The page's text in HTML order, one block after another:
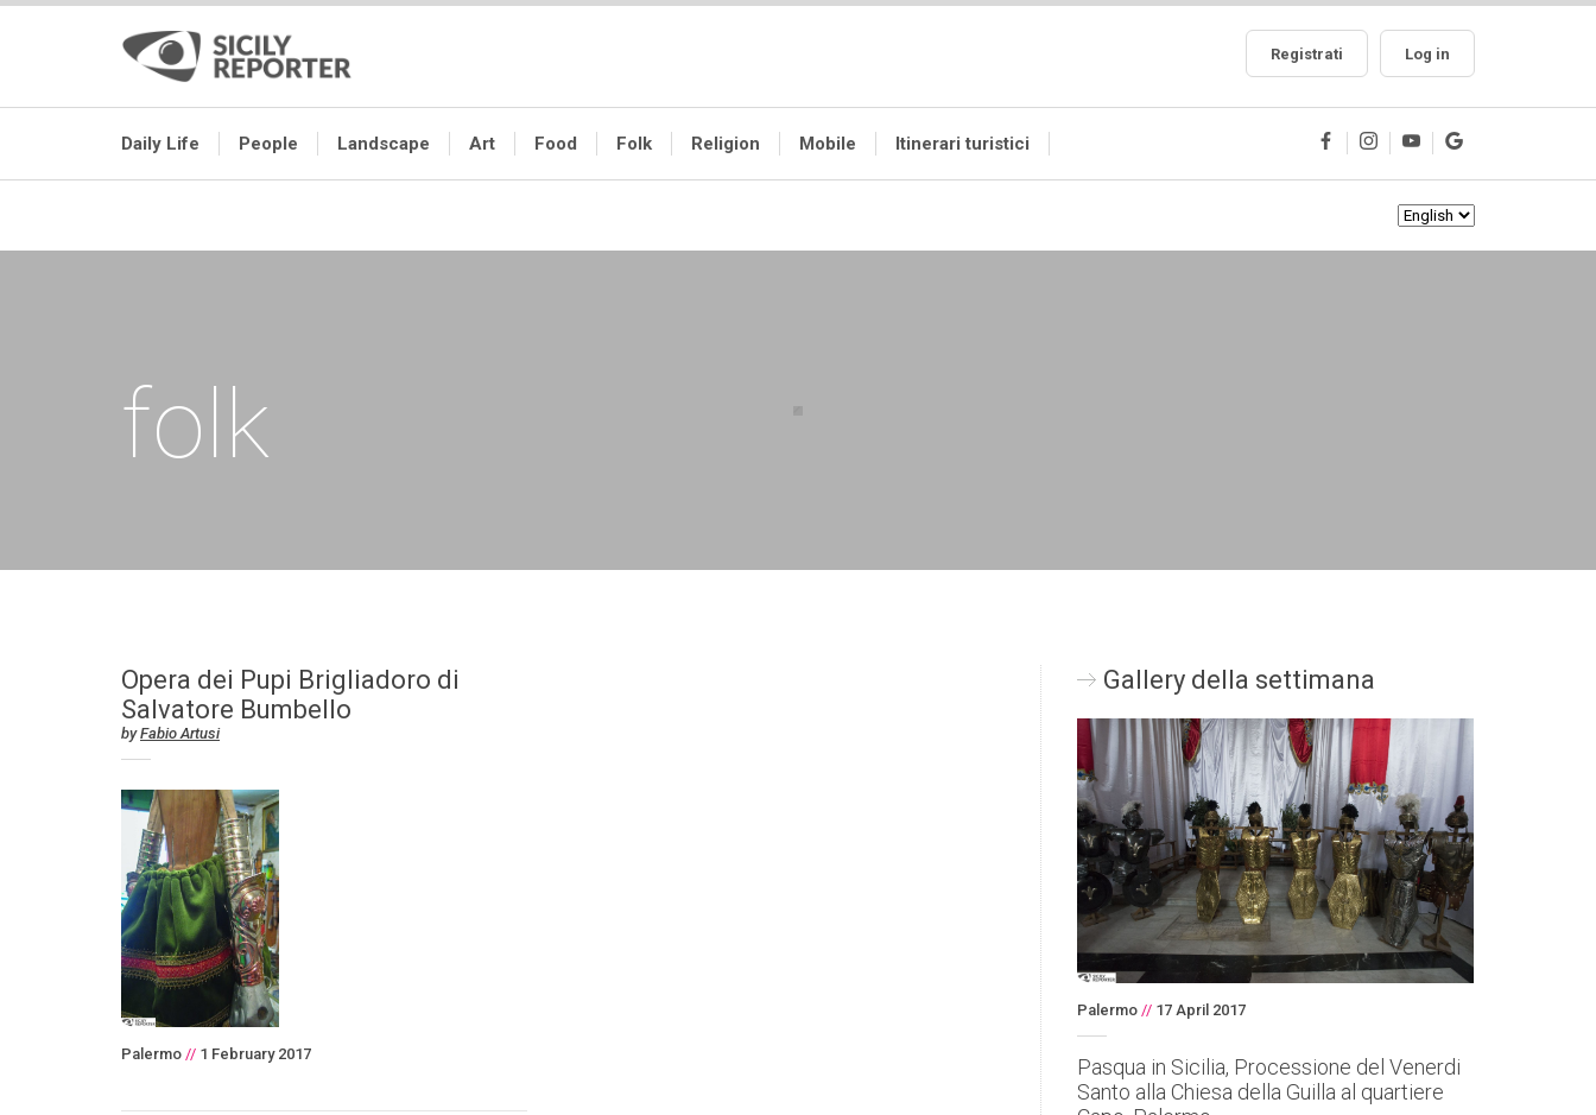
Registrati Log in
Daily Life People Landscape Art Food Folk Religion Mobile Itinerari turistici
folk
Opera dei Pupi Brigliadoro di
Salvatore Bumbello
byFabio Artusi
Palermo // 1 February 2017
Gallery della settimana
Palermo // 17 April 2017
Pasqua in Sicilia, Processione del Venerdi
Santo alla Chiesa della Guilla al quartiere